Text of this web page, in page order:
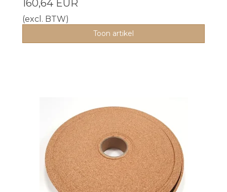
160,64 EUR
(excl. BTW)
Toon artikel